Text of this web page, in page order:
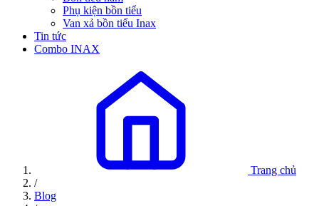
Phụ kiện bồn tiểu
Van xả bồn tiểu Inax
Tin tức
Combo INAX
Trang chủ
/
Blog